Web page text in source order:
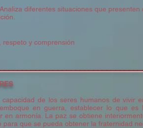
diferentes situaciones que
respeto y comprensión
capacidad de los seres humanos de vivir
en guerra, establecer lo que
en armonía. La paz se obtiene
que se pueda obtener la fraternidad